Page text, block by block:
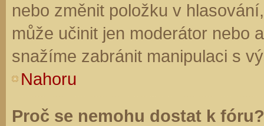
nebo změnit položku v
může učinit jen moderátor nebo
snažíme zabránit manipulaci s
Nahoru
Proč se nemohu dostat k fóru?